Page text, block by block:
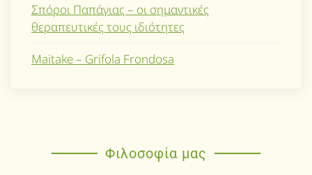
Σπόροι Παπάγιας – οι σημαντικές
θεραπευτικές τους ιδιότητες
Maitake – Grifola Frondosa
Φιλοσοφία μας